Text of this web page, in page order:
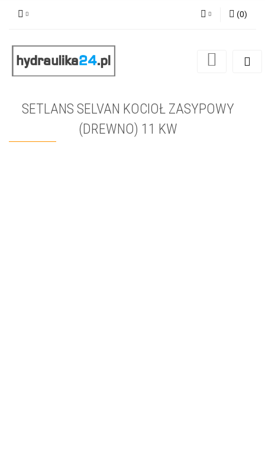
Zarejestruj się
(0)
SETLANS SELVAN KOCIOŁ ZASYPOWY
(DREWNO) 11 KW